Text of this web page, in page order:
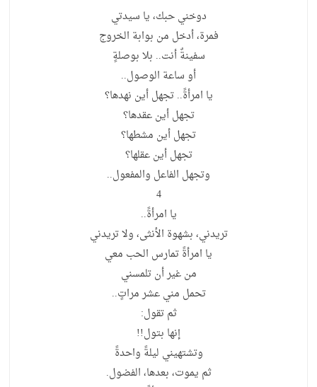
دوخني حبك، يا سيدتي
فمرة، أدخل من بوابة الخروج
سفينةٌ أنت.. بلا بوصلةٍ
أو ساعة الوصول..
يا امرأةً.. تجهل أين نهدها؟
تجهل أين عقدها؟
تجهل أين مشطها؟
تجهل أين عقلها؟
وتجهل الفاعل والمفعول..
4
يا امرأةً..
تريدني، بشهوة الأنثى، ولا تريدني
يا امرأةً تمارس الحب معي
من غير أن تلمسني
تحمل مني عشر مراتٍ..
ثم تقول:
إنها بتول!!
وتشتهيني ليلةً واحدةً
ثم يموت، بعدها، الفضول.